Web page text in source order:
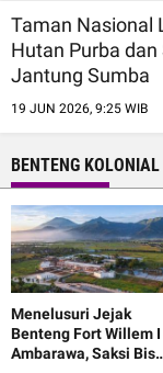
Taman Nasional
Hutan Purba
Jantung Sumba
19 JUN 2026, 9:25 WIB
BENTENG KOLONIAL
Menelusuri Jejak
Benteng Fort Willem I
Ambarawa, Saksi Bisu